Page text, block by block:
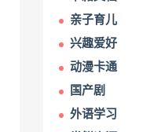
亲子育儿
兴趣爱好
动漫卡通
国产剧
外语学习